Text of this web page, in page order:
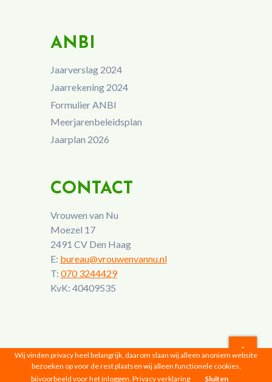
ANBI
Jaarverslag 2024
Jaarrekening 2024
Formulier ANBI
Meerjarenbeleidsplan
Jaarplan 2026
CONTACT
Vrouwen van Nu
Moezel 17
2491 CV Den Haag
E: bureau@vrouwenvannu.nl
T: 070 3244429
KvK: 40409535
Vrouwen van Nu © 2026 |Privacyverklaring
Wij vinden privacy heel belangrijk, daarom slaan wij alleen anoniem website
bezoeken op voor de rest plaatsen wij alleen functionele cookies,
bijvoorbeeld voor het inloggen. Privacy verklaring Sluiten